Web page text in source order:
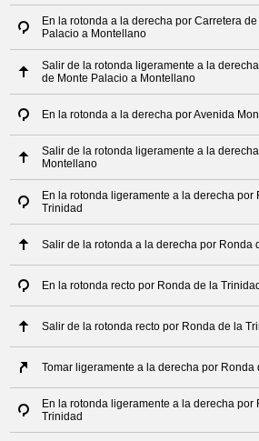
En la rotonda a la derecha por Carretera de
Palacio a Montellano
Salir de la rotonda ligeramente a la
de Monte Palacio a Montellano
En la rotonda a la derecha por Avenida
Salir de la rotonda ligeramente a la
Montellano
En la rotonda ligeramente a la derecha por
Trinidad
Salir de la rotonda a la derecha por Ronda
En la rotonda recto por Ronda de la Trinidad
Salir de la rotonda recto por Ronda de la
Tomar ligeramente a la derecha por Ronda
En la rotonda ligeramente a la derecha por
Trinidad